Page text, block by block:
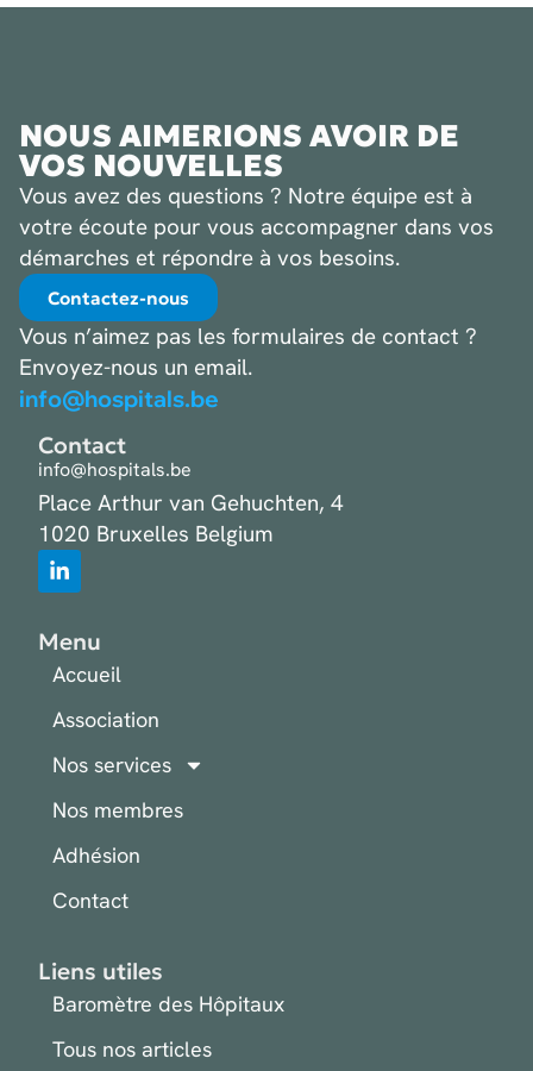
NOUS AIMERIONS AVOIR DE
VOS NOUVELLES
Vous avez des questions ? Notre équipe est à
votre écoute pour vous accompagner dans vos
démarches et répondre à vos besoins.
Contactez-nous
Vous n’aimez pas les formulaires de contact ?
Envoyez-nous un email.
info@hospitals.be
Contact
info@hospitals.be
Place Arthur van Gehuchten, 4
1020 Bruxelles Belgium
Menu
Accueil
Association
Nos services
Nos membres
Adhésion
Contact
Liens utiles
Baromètre des Hôpitaux
Tous nos articles